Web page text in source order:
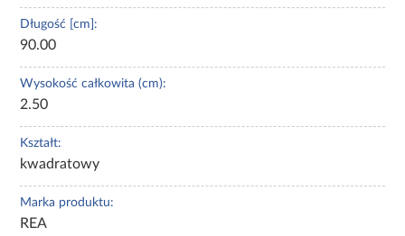
Długość [cm]:
90.00
Wysokość całkowita (cm):
2.50
Kształt:
kwadratowy
Marka produktu:
REA